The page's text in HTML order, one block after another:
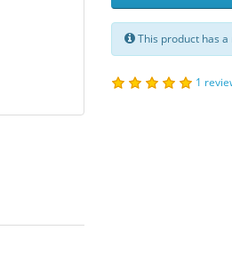
This product has
1